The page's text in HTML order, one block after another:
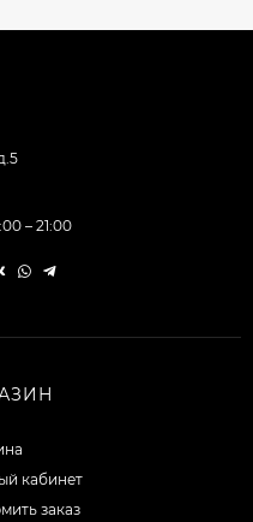
– 21:00
кабинет
заказ